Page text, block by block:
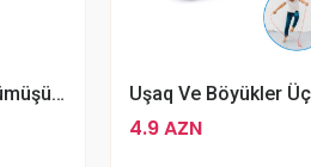
Kubok, Metal, Gümüşü, 30 Sm
4.9 AZN